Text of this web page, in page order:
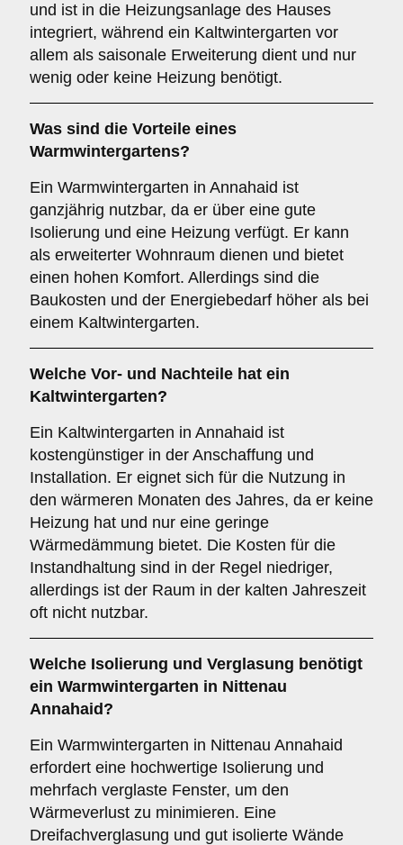
und ist in die Heizungsanlage des Hauses
integriert, während ein Kaltwintergarten vor
allem als saisonale Erweiterung dient und nur
wenig oder keine Heizung benötigt.
Was sind die Vorteile eines
Warmwintergartens?
Ein Warmwintergarten in Annahaid ist
ganzjährig nutzbar, da er über eine gute
Isolierung und eine Heizung verfügt. Er kann
als erweiterter Wohnraum dienen und bietet
einen hohen Komfort. Allerdings sind die
Baukosten und der Energiebedarf höher als bei
einem Kaltwintergarten.
Welche Vor- und Nachteile hat ein
Kaltwintergarten?
Ein Kaltwintergarten in Annahaid ist
kostengünstiger in der Anschaffung und
Installation. Er eignet sich für die Nutzung in
den wärmeren Monaten des Jahres, da er keine
Heizung hat und nur eine geringe
Wärmedämmung bietet. Die Kosten für die
Instandhaltung sind in der Regel niedriger,
allerdings ist der Raum in der kalten Jahreszeit
oft nicht nutzbar.
Welche Isolierung und Verglasung benötigt
ein Warmwintergarten in Nittenau
Annahaid?
Ein Warmwintergarten in Nittenau Annahaid
erfordert eine hochwertige Isolierung und
mehrfach verglaste Fenster, um den
Wärmeverlust zu minimieren. Eine
Dreifachverglasung und gut isolierte Wände